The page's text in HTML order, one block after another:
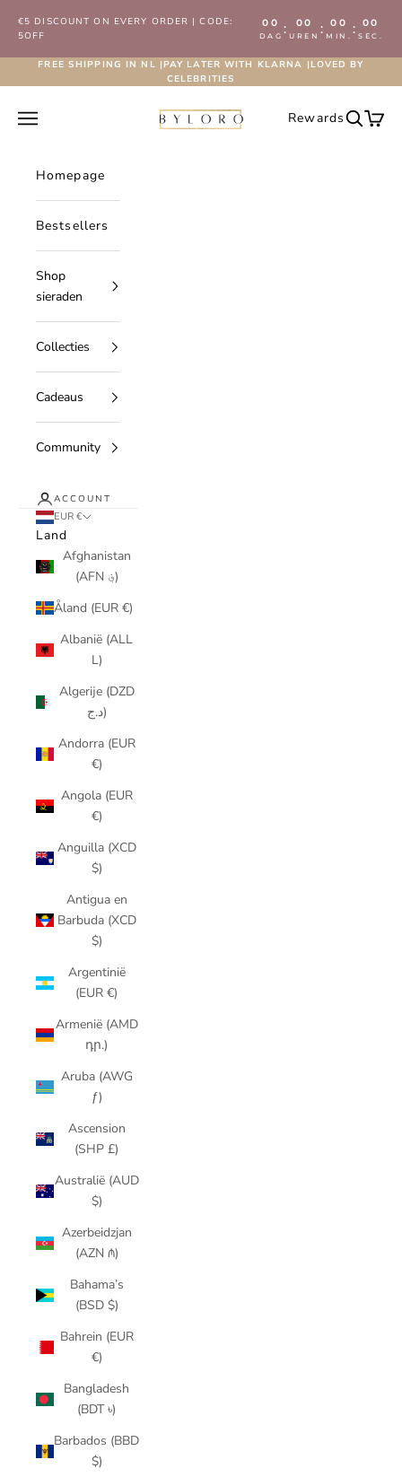
€5 DISCOUNT ON EVERY ORDER | CODE:
5OFF
00
DAG : 00
UREN : 00
MIN. : 00
SEC.
FREE SHIPPING IN NL |PAY LATER WITH KLARNA |LOVED BY
CELEBRITIES
Byloro.com
Navigatiemenu openen RewardsZoeken
Homepage
Bestsellers
Shop
sieraden
Collecties
Cadeaus
Community
ACCOUNT
EUR €
Land
Afghanistan
(AFN ؋)
Åland (EUR €)
Albanië (ALL
L)
Algerije (DZD
د.ج)
Andorra (EUR
€)
Angola (EUR
€)
Anguilla (XCD
$)
Antigua en
Barbuda (XCD
$)
Argentinië
(EUR €)
Armenië (AMD
դր.)
Aruba (AWG
ƒ)
Ascension
(SHP £)
Australië (AUD
$)
Azerbeidzjan
(AZN ₼)
Bahama’s
(BSD $)
Bahrein (EUR
€)
Bangladesh
(BDT ৳)
Barbados (BBD
$)